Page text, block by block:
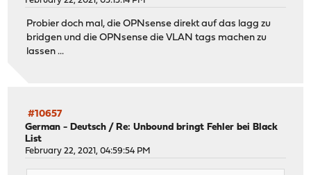
Probier doch mal, die OPNsense direkt auf das lagg zu
bridgen und die OPNsense die VLAN tags machen zu
lassen ...
#10657
German - Deutsch /Re: Unbound bringt Fehler bei Black
List
February 22, 2021, 04:59:54 PM